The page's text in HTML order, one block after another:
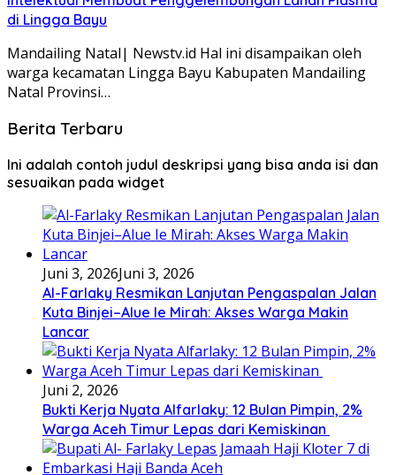
di Lingga Bayu
Mandailing Natal| Newstv.id Hal ini disampaikan oleh
warga kecamatan Lingga Bayu Kabupaten Mandailing
Natal Provinsi…
Berita Terbaru
Ini adalah contoh judul deskripsi yang bisa anda isi dan
sesuaikan pada widget
Juni 3, 2026Juni 3, 2026
Al-Farlaky Resmikan Lanjutan Pengaspalan Jalan
Kuta Binjei–Alue Ie Mirah: Akses Warga Makin
Lancar
Juni 2, 2026
Bukti Kerja Nyata Alfarlaky: 12 Bulan Pimpin, 2%
Warga Aceh Timur Lepas dari Kemiskinan ‎